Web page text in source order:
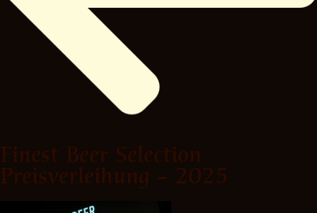
Finest Beer Selection
Preisverleihung – 2025